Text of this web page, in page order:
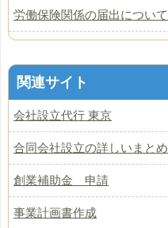
労働保険関係の届出について
関連サイト
会社設立代行 東京
合同会社設立の詳しいまとめ
創業補助金 申請
事業計画書作成